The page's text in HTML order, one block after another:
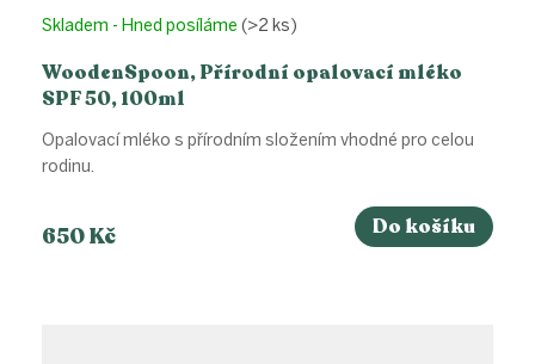
WoodenSpoon, Přírodní opalovací mléko
SPF 50, 100ml
Skladem - Hned posíláme (>2 ks)
650 Kč Do košíku
Opalovací mléko s přírodním složením vhodné pro celou
rodinu.